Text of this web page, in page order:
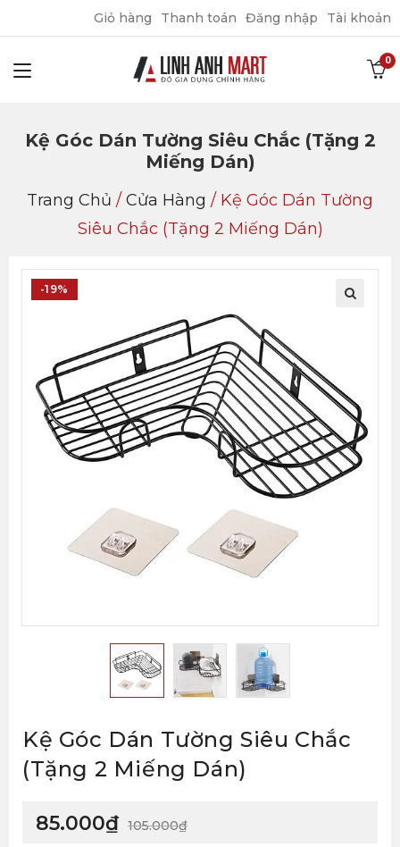
Giỏ hàng Thanh toán Đăng nhập Tài khoản
Kệ Góc Dán Tường Siêu Chắc (tặng 2
Miếng Dán)
Trang Chủ / Cửa Hàng / Kệ Góc Dán Tường
Siêu Chắc (tặng 2 Miếng Dán)
-19%
Kệ Góc Dán Tường Siêu Chắc
(tặng 2 Miếng Dán)
105.000₫
85.000₫